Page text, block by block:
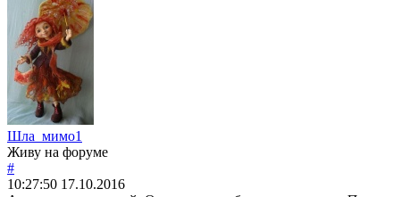
Шла_мимо1
Живу на форуме
#
10:27:50 17.10.2016